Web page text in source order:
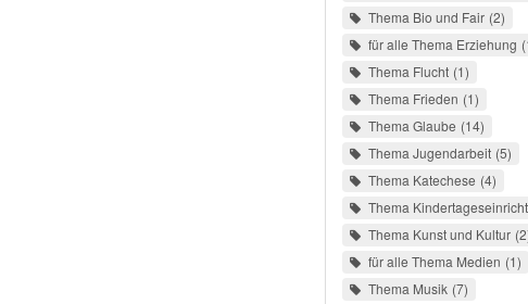
Thema Bio und Fair 2
für alle Thema Erziehung
Thema Flucht 1
Thema Frieden 1
Thema Glaube 14
Thema Jugendarbeit 5
Thema Katechese 4
Thema
Thema Kunst und Kultur 2
für alle Thema Medien 1
Thema Musik 7